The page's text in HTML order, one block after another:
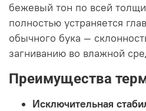
бежевый тон по всей
полностью устраняется
обычного бука —
загниванию во влажной
Преимущества
Исключительная